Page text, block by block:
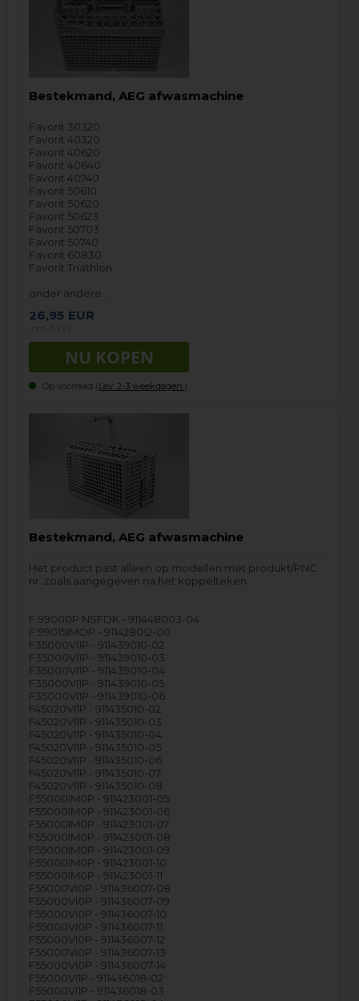
Bestekmand, AEG afwasmachine
Favorit 30320
Favorit 40320
Favorit 40620
Favorit 40640
Favorit 40740
Favorit 50610
Favorit 50620
Favorit 50623
Favorit 50703
Favorit 50740
Favorit 60830
Favorit Triathlon
onder andere…
26,95 EUR
Op voorraad (Lev. 2-3 weekdagen. ).
Bestekmand, AEG afwasmachine
Het product past alleen op modellen met produkt/PNC
nr. zoals aangegeven na het koppelteken.
F.99000P NSFDK - 911448003-04
F.99015IMOP - 911428012-00
F35000VI1P - 911439010-02
F35000VI1P - 911439010-03
F35000VI1P - 911439010-04
F35000VI1P - 911439010-05
F35000VI1P - 911439010-06
F45020VI1P - 911435010-02
F45020VI1P - 911435010-03
F45020VI1P - 911435010-04
F45020VI1P - 911435010-05
F45020VI1P - 911435010-06
F45020VI1P - 911435010-07
F45020VI1P - 911435010-08
F55000IM0P - 911423001-05
F55000IM0P - 911423001-06
F55000IM0P - 911423001-07
F55000IM0P - 911423001-08
F55000IM0P - 911423001-09
F55000IM0P - 911423001-10
F55000IM0P - 911423001-11
F55000VI0P - 911436007-08
F55000VI0P - 911436007-09
F55000VI0P - 911436007-10
F55000VI0P - 911436007-11
F55000VI0P - 911436007-12
F55000VI0P - 911436007-13
F55000VI0P - 911436007-14
F55000VI1P - 911436018-02
F55000VI1P - 911436018-03